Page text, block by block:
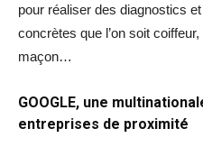
pour réaliser des diagnostics
concrètes que l’on soit
maçon…
GOOGLE, une
entreprises de proximité